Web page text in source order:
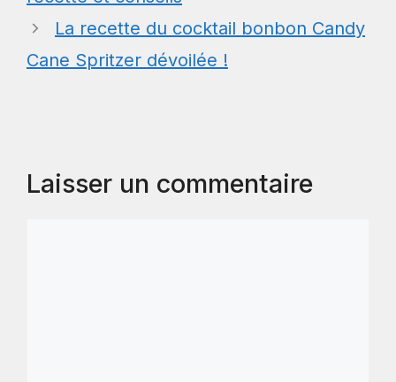
La recette du cocktail bonbon Candy
Cane Spritzer dévoilée !
Laisser un commentaire